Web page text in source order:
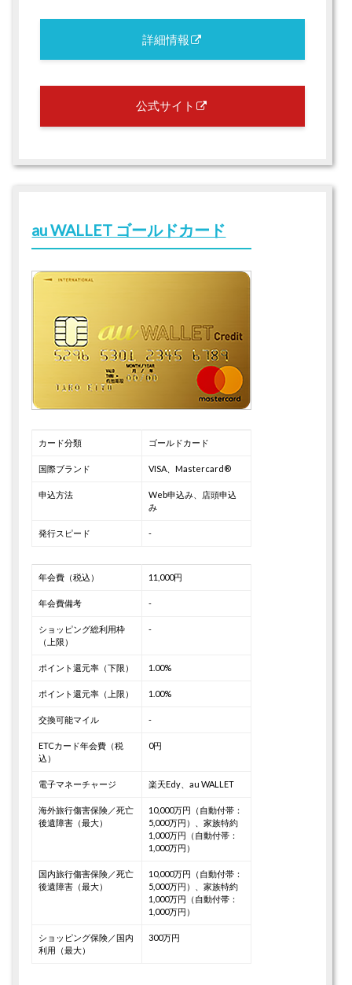
詳細情報
公式サイト
au WALLET ゴールドカード
カード分類 ゴールドカード
国際ブランド VISA、Mastercard®
申込方法
Web申込み、店頭申込
み
発行スピード -
年会費（税込） 11,000円
年会費備考 -
ショッピング総利用枠
（上限）
-
ポイント還元率（下限） 1.00%
ポイント還元率（上限） 1.00%
交換可能マイル -
ETCカード年会費（税
込）
0円
電子マネーチャージ 楽天Edy、au WALLET
海外旅行傷害保険／死亡
後遺障害（最大）
10,000万円（自動付帯：
5,000万円）、家族特約
1,000万円（自動付帯：
1,000万円）
国内旅行傷害保険／死亡
後遺障害（最大）
10,000万円（自動付帯：
5,000万円）、家族特約
1,000万円（自動付帯：
1,000万円）
ショッピング保険／国内
利用（最大）
300万円